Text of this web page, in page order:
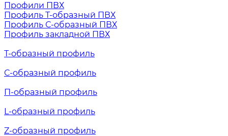
Профили ПВХ
Профиль Т-образный ПВХ
Профиль С-образный ПВХ
Профиль закладной ПВХ
Т-образный профиль
С-образный профиль
П-образный профиль
L-образный профиль
Z-образный профиль